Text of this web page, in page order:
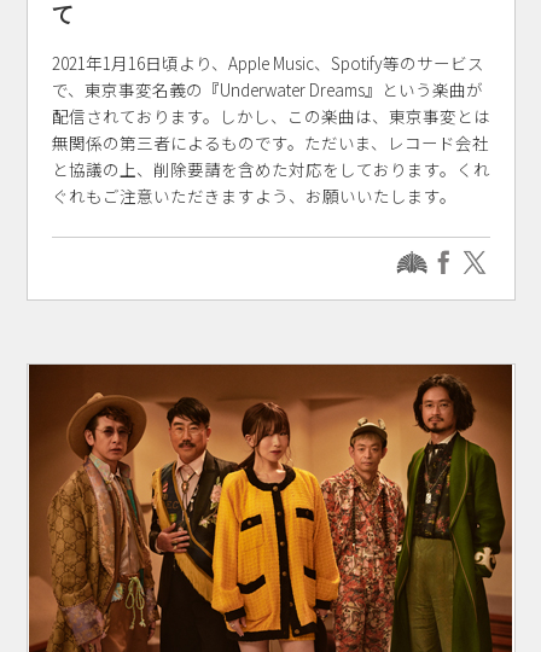
て
2021年1月16日頃より、Apple Music、Spotify等のサービス
で、東京事変名義の『Underwater Dreams』という楽曲が
配信されております。しかし、この楽曲は、東京事変とは
無関係の第三者によるものです。ただいま、レコード会社
と協議の上、削除要請を含めた対応をしております。くれ
ぐれもご注意いただきますよう、お願いいたします。